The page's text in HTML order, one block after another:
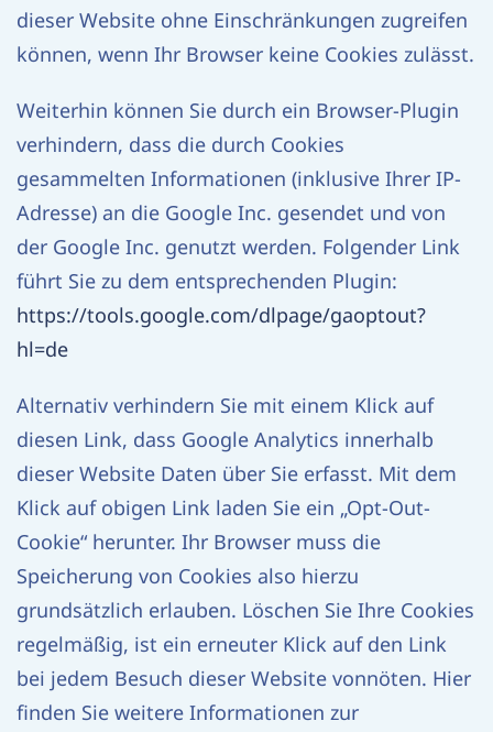
dieser Website ohne Einschränkungen zugreifen
können, wenn Ihr Browser keine Cookies zulässt.
Weiterhin können Sie durch ein Browser-Plugin
verhindern, dass die durch Cookies
gesammelten Informationen (inklusive Ihrer IP-
Adresse) an die Google Inc. gesendet und von
der Google Inc. genutzt werden. Folgender Link
führt Sie zu dem entsprechenden Plugin:
https://tools.google.com/dlpage/gaoptout?
hl=de
Alternativ verhindern Sie mit einem Klick auf
diesen Link, dass Google Analytics innerhalb
dieser Website Daten über Sie erfasst. Mit dem
Klick auf obigen Link laden Sie ein „Opt-Out-
Cookie“ herunter. Ihr Browser muss die
Speicherung von Cookies also hierzu
grundsätzlich erlauben. Löschen Sie Ihre Cookies
regelmäßig, ist ein erneuter Klick auf den Link
bei jedem Besuch dieser Website vonnöten. Hier
finden Sie weitere Informationen zur